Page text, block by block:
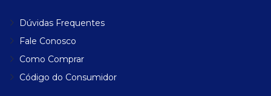
Dúvidas Frequentes
Fale Conosco
Como Comprar
Código do Consumidor